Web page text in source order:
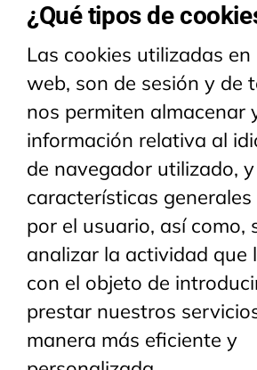
¿Qué tipos de
Las cookies utilizadas
web, son de sesión y de
nos permiten almacenar
información relativa al
de navegador utilizado,
características
por el usuario, así como,
analizar la actividad que
con el objeto de
prestar nuestros
manera más eficiente y